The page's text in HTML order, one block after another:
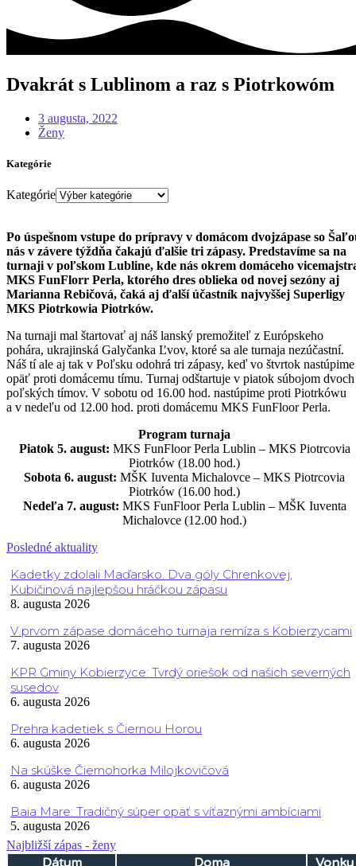
Dvakrát s Lublinom a raz s Piotrkowóm
3 augusta, 2022
Ženy
Kategórie
Kategórie
Po úspešnom vstupe do prípravy v domácom dvojzápase so
nás v závere týždňa čakajú ďalšie tri zápasy. Predstavíme sa na
turnaji v poľskom Lubline, kde nás okrem domáceho
MKS FunFlorr Perla, ktorého dres oblieka od novej sezóny aj
Marianna Rebičová, čaká aj ďalší účastník najvyššej Superligy
MKS Piotrkowia Piotrków.
Na turnaji mal štartovať aj náš lanský premožiteľ z Európskeho
pohára, ukrajinská Galyčanka Ľvov, ktoré sa ale turnaja nezúčastní.
Náš tí ale aj tak v Poľsku odohrá tri zápasy, keď vo štvrtok nastúpime
opäť proti domácemu tímu. Turnaj odštartuje v piatok súbojom dvoch
poľských tímov. V sobotu od 16.00 hod. nastúpime proti Piotrkówu
a v nedeľu od 12.00 hod. proti domácemu MKS FunFloor Perla.
Program turnaja
Piatok 5. august: MKS FunFloor Perla Lublin – MKS Piotrcovia
Piotrków (18.00 hod.)
Sobota 6. august: MŠK Iuventa Michalovce – MKS Piotrcovia
Piotrków (16.00 hod.)
Nedeľa 7. august: MKS FunFloor Perla Lublin – MŠK Iuventa
Michalovce (12.00 hod.)
Posledné aktuality
Kadetky zdolali Maďarsko. Dva góly Chrenkovej,
Kubičinová najlepšou hráčkou zápasu
8. augusta 2026
V prvom zápase domáceho turnaja remíza s Kobierzycami
7. augusta 2026
KPR Gminy Kobierzyce: Tvrdý oriešok od našich severných
susedov
6. augusta 2026
Prehra kadetiek s Čiernou Horou
6. augusta 2026
Na skúške Čiernohorka Milojkovičová
6. augusta 2026
Baia Mare: Tradičný súper opäť s víťaznými ambíciami
5. augusta 2026
Najbližší zápas - ženy